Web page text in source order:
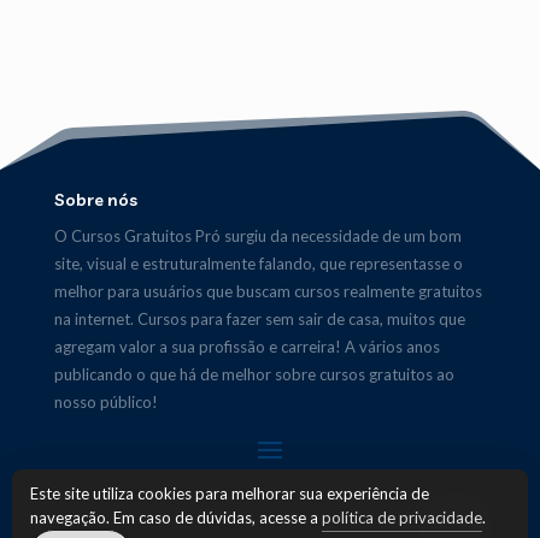
Sobre nós
O Cursos Gratuitos Pró surgiu da necessidade de um bom
site, visual e estruturalmente falando, que representasse o
melhor para usuários que buscam cursos realmente gratuitos
na internet. Cursos para fazer sem sair de casa, muitos que
agregam valor a sua profissão e carreira! A vários anos
publicando o que há de melhor sobre cursos gratuitos ao
nosso público!
Este site utiliza cookies para melhorar sua experiência de
navegação. Em caso de dúvidas, acesse a política de privacidade.